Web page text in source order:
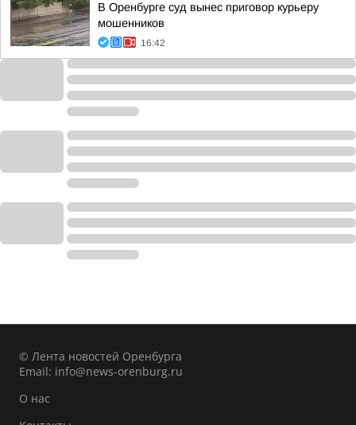
В Оренбурге суд вынес приговор курьеру
мошенников
16:42
© Лента новостей Оренбурга
Email: info@news-orenburg.ru
О нас